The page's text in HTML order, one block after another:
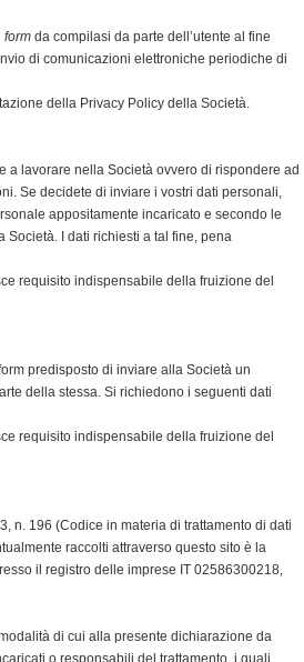
form da compilasi da parte dell’utente al fine
di comunicazioni elettroniche periodiche di
della Privacy Policy della Società.
a lavorare nella Società ovvero di rispondere ad
Se decidete di inviare i vostri dati personali,
appositamente incaricato e secondo le
I dati richiesti a tal fine, pena
requisito indispensabile della fruizione del
predisposto di inviare alla Società un
della stessa. Si richiedono i seguenti dati
requisito indispensabile della fruizione del
n. 196 (Codice in materia di trattamento di dati
raccolti attraverso questo sito è la
il registro delle imprese IT 02586300218,
di cui alla presente dichiarazione da
o responsabili del trattamento, i quali